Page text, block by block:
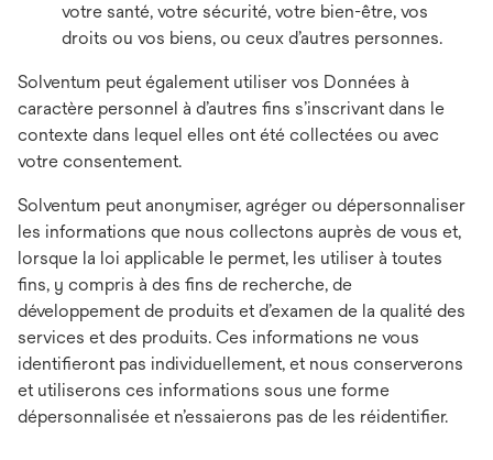
votre santé, votre sécurité, votre bien-être, vos
droits ou vos biens, ou ceux d’autres personnes.
Solventum peut également utiliser vos Données à
caractère personnel à d’autres fins s’inscrivant dans le
contexte dans lequel elles ont été collectées ou avec
votre consentement.
Solventum peut anonymiser, agréger ou dépersonnaliser
les informations que nous collectons auprès de vous et,
lorsque la loi applicable le permet, les utiliser à toutes
fins, y compris à des fins de recherche, de
développement de produits et d’examen de la qualité des
services et des produits. Ces informations ne vous
identifieront pas individuellement, et nous conserverons
et utiliserons ces informations sous une forme
dépersonnalisée et n’essaierons pas de les réidentifier.